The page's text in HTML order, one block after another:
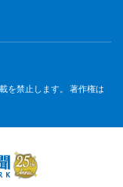
を禁止します。 著作権は